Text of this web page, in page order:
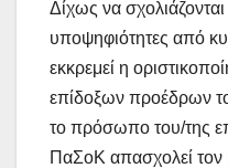
Δίχως να
υποψηφιότητες από
εκκρεμεί η
επίδοξων προέδρων
το πρόσωπο του/της
ΠαΣοΚ απασχολεί τον